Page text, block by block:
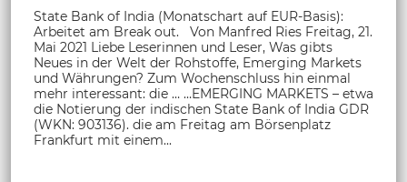
State Bank of India (Monatschart auf EUR-Basis):
Arbeitet am Break out. Von Manfred Ries Freitag, 21.
Mai 2021 Liebe Leserinnen und Leser, Was gibts
Neues in der Welt der Rohstoffe, Emerging Markets
und Währungen? Zum Wochenschluss hin einmal
mehr interessant: die … …EMERGING MARKETS – etwa
die Notierung der indischen State Bank of India GDR
(WKN: 903136). die am Freitag am Börsenplatz
Frankfurt mit einem...